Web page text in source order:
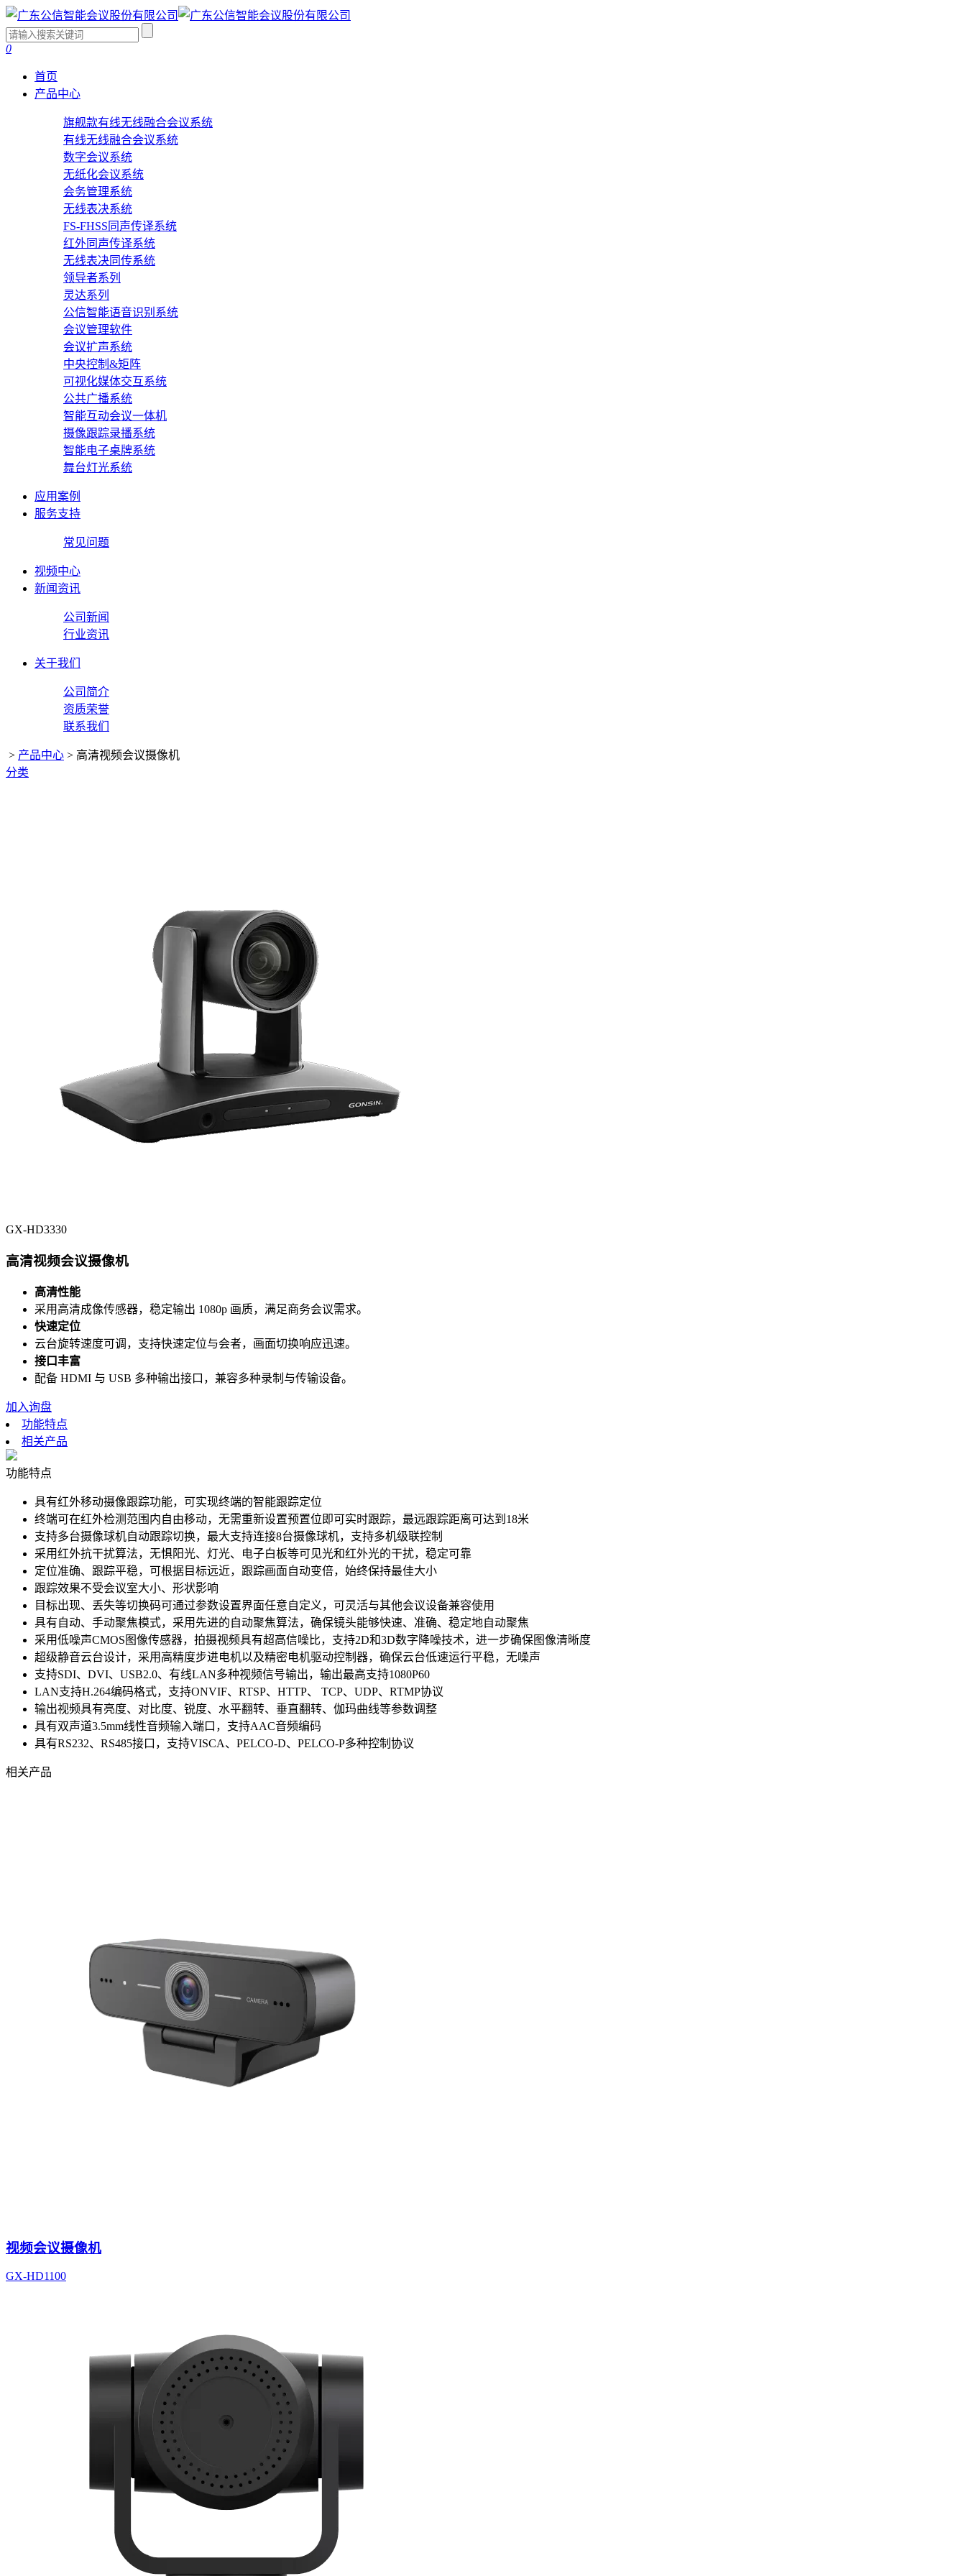
0
首页
产品中心
旗舰款有线无线融合会议系统
有线无线融合会议系统
数字会议系统
无纸化会议系统
会务管理系统
无线表决系统
FS-FHSS同声传译系统
红外同声传译系统
无线表决同传系统
领导者系列
灵达系列
公信智能语音识别系统
会议管理软件
会议扩声系统
中央控制&矩阵
可视化媒体交互系统
公共广播系统
智能互动会议一体机
摄像跟踪录播系统
智能电子桌牌系统
舞台灯光系统
应用案例
服务支持
常见问题
视频中心
新闻资讯
公司新闻
行业资讯
关于我们
公司简介
资质荣誉
联系我们
> 产品中心 > 高清视频会议摄像机
分类
GX-HD3330
高清视频会议摄像机
高清性能
采用高清成像传感器，稳定输出 1080p 画质，满足商务会议需求。
快速定位
云台旋转速度可调，支持快速定位与会者，画面切换响应迅速。
接口丰富
配备 HDMI 与 USB 多种输出接口，兼容多种录制与传输设备。
加入询盘
功能特点
相关产品
功能特点
具有红外移动摄像跟踪功能，可实现终端的智能跟踪定位
终端可在红外检测范围内自由移动，无需重新设置预置位即可实时跟踪，最远跟踪距离可达到18米
支持多台摄像球机自动跟踪切换，最大支持连接8台摄像球机，支持多机级联控制
采用红外抗干扰算法，无惧阳光、灯光、电子白板等可见光和红外光的干扰，稳定可靠
定位准确、跟踪平稳，可根据目标远近，跟踪画面自动变倍，始终保持最佳大小
跟踪效果不受会议室大小、形状影响
目标出现、丢失等切换码可通过参数设置界面任意自定义，可灵活与其他会议设备兼容使用
具有自动、手动聚焦模式，采用先进的自动聚焦算法，确保镜头能够快速、准确、稳定地自动聚焦
采用低噪声CMOS图像传感器，拍摄视频具有超高信噪比，支持2D和3D数字降噪技术，进一步确保图像清晰度
超级静音云台设计，采用高精度步进电机以及精密电机驱动控制器，确保云台低速运行平稳，无噪声
支持SDI、DVI、USB2.0、有线LAN多种视频信号输出，输出最高支持1080P60
LAN支持H.264编码格式，支持ONVIF、RTSP、HTTP、 TCP、UDP、RTMP协议
输出视频具有亮度、对比度、锐度、水平翻转、垂直翻转、伽玛曲线等参数调整
具有双声道3.5mm线性音频输入端口，支持AAC音频编码
具有RS232、RS485接口，支持VISCA、PELCO-D、PELCO-P多种控制协议
相关产品
视频会议摄像机
GX-HD1100